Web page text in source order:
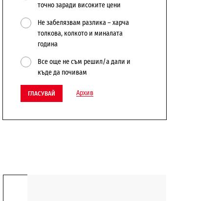
точно заради високите цени
Не забелязвам разлика – харча
толкова, колкото и миналата
година
Все още не съм решил/а дали и
къде да почивам
ГЛАСУВАЙ Архив